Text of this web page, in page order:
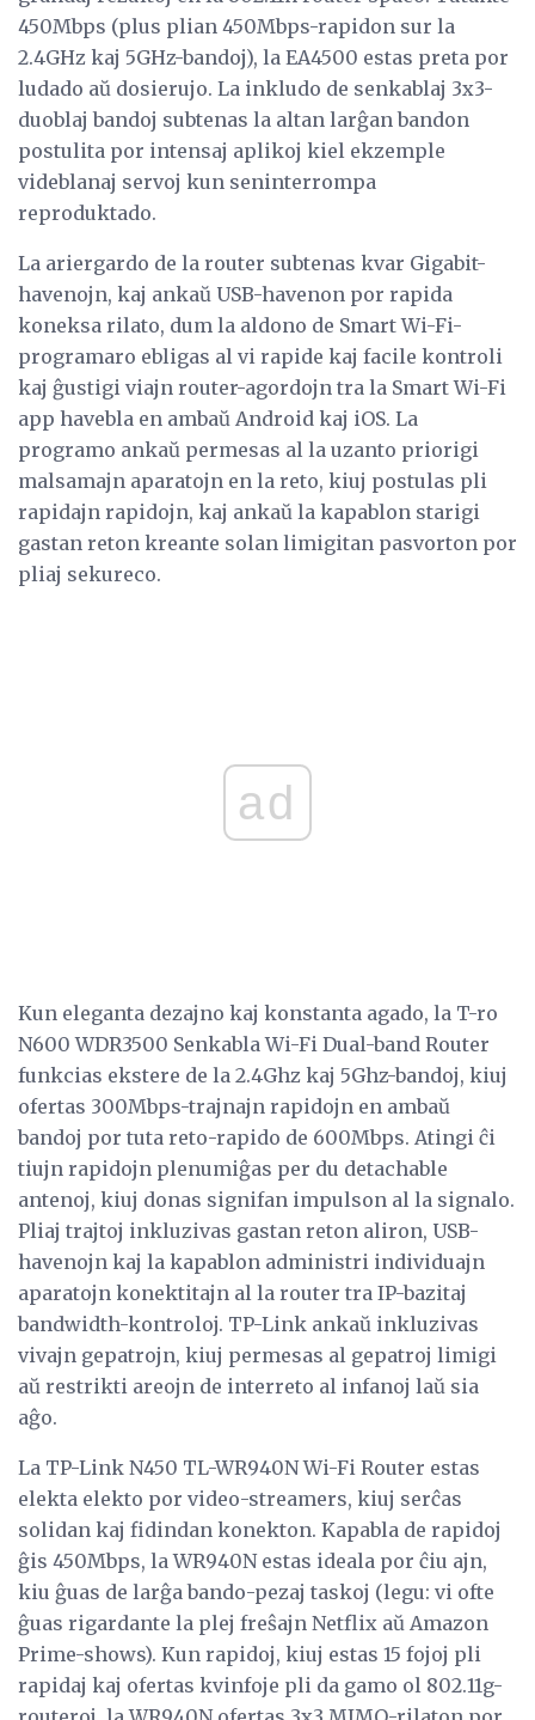
450Mbps (plus plian 450Mbps-rapidon sur la
2.4GHz kaj 5GHz-bandoj), la EA4500 estas preta por
ludado aŭ dosierujo. La inkludo de senkablaj 3x3-
duoblaj bandoj subtenas la altan larĝan bandon
postulita por intensaj aplikoj kiel ekzemple
videblanaj servoj kun seninterrompa
reproduktado.
La ariergardo de la router subtenas kvar Gigabit-
havenojn, kaj ankaŭ USB-havenon por rapida
koneksa rilato, dum la aldono de Smart Wi-Fi-
programaro ebligas al vi rapide kaj facile kontroli
kaj ĝustigi viajn router-agordojn tra la Smart Wi-Fi
app havebla en ambaŭ Android kaj iOS. La
programo ankaŭ permesas al la uzanto priorigi
malsamajn aparatojn en la reto, kiuj postulas pli
rapidajn rapidojn, kaj ankaŭ la kapablon starigi
gastan reton kreante solan limigitan pasvorton por
pliaj sekureco.
ad
Kun eleganta dezajno kaj konstanta agado, la T-ro
N600 WDR3500 Senkabla Wi-Fi Dual-band Router
funkcias ekstere de la 2.4Ghz kaj 5Ghz-bandoj, kiuj
ofertas 300Mbps-trajnajn rapidojn en ambaŭ
bandoj por tuta reto-rapido de 600Mbps. Atingi ĉi
tiujn rapidojn plenumiĝas per du detachable
antenoj, kiuj donas signifan impulson al la signalo.
Pliaj trajtoj inkluzivas gastan reton aliron, USB-
havenojn kaj la kapablon administri individuajn
aparatojn konektitajn al la router tra IP-bazitaj
bandwidth-kontroloj. TP-Link ankaŭ inkluzivas
vivajn gepatrojn, kiuj permesas al gepatroj limigi
aŭ restrikti areojn de interreto al infanoj laŭ sia
aĝo.
La TP-Link N450 TL-WR940N Wi-Fi Router estas
elekta elekto por video-streamers, kiuj serĉas
solidan kaj fidindan konekton. Kapabla de rapidoj
ĝis 450Mbps, la WR940N estas ideala por ĉiu ajn,
kiu ĝuas de larĝa bando-pezaj taskoj (legu: vi ofte
ĝuas rigardante la plej freŝajn Netflix aŭ Amazon
Prime-shows). Kun rapidoj, kiuj estas 15 fojoj pli
rapidaj kaj ofertas kvinfoje pli da gamo ol 802.11g-